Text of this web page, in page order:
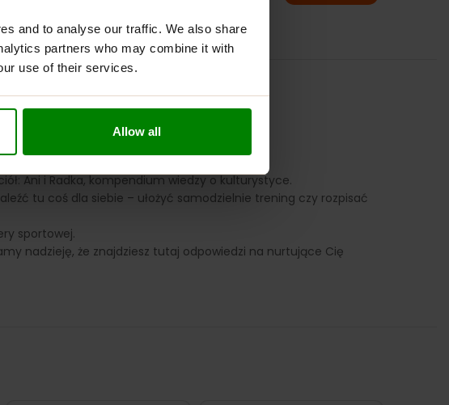
and to analyse our traffic. We also share
partners who may combine it with
use of their services.
Allow all
REVIEWS
Ani i Radka, kompendium wiedzy o kulturystyce.
tu coś dla siebie – ułożyć samodzielnie trening czy rozpisać
sportowej.
nadzieję, że znajdziesz tutaj odpowiedzi na nurtujące Cię